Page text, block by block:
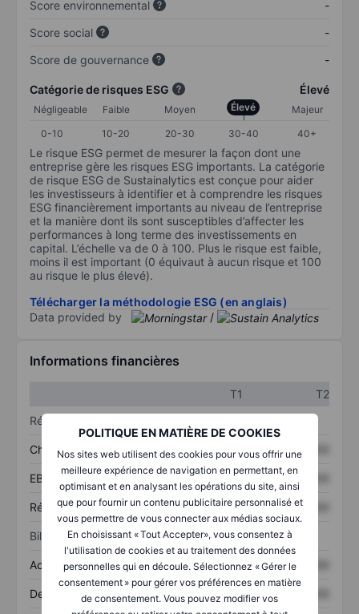
POLITIQUE EN MATIÈRE DE COOKIES
Nos sites web utilisent des cookies pour vous offrir une
meilleure expérience de navigation en permettant, en
optimisant et en analysant les opérations du site, ainsi
que pour fournir un contenu publicitaire personnalisé et
vous permettre de vous connecter aux médias sociaux.
En choisissant « Tout Accepter», vous consentez à
l'utilisation de cookies et au traitement des données
personnelles qui en découle. Sélectionnez « Gérer le
consentement » pour gérer vos préférences en matière
de consentement. Vous pouvez modifier vos
Score environnemental
-
Score social
-
Score de gouvernance
-
Catégorie de risques ESG Élevé
Négligeable Faible Moyen Élevé
Majeur
0-10
10-20 20-30 30-40 40+
Le risque ESG permet de mesurer la façon dont une
entreprise gère les risques ESG importants. La catégorie
de risque ESG de Sustainalytics est conçue pour aider
les investisseurs à identifier et à comprendre les risques
ESG financièrement importants au niveau de l’entreprise
et la manière dont ils sont susceptibles d’affecter les
performances à long terme des investissements en
capital. L’échelle va de 0 à 100. Plus le risque est faible,
moins il est important (0 équivaut à aucun risque et 100
au risque le plus élevé).
Télécharger la méthodologie ESG (en anglais)
Data provided by
/
Informations financières
T1
T2
Résultats
Chiffre d’affaires XXXXXXX XXXXXXX
EBITDA XXXXXXX XXXXXXX
Résultat net XXXXXXX XXXXXXX
Bilan
Actifs totaux XXXXXXX XXXXXXX
Dette totale XXXXXXX